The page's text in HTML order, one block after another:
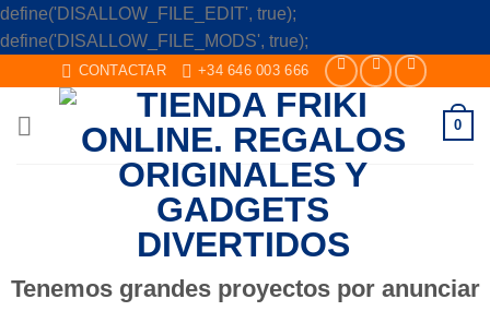
define('DISALLOW_FILE_EDIT', true);
define('DISALLOW_FILE_MODS', true);
to
content
CONTACTAR +34 646 003 666
0
Tenemos grandes proyectos por anunciar